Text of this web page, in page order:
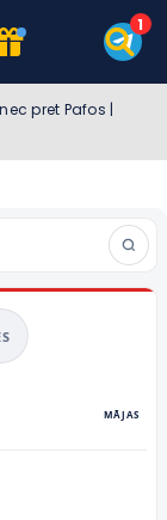
pret Pafos |
MĀJAS